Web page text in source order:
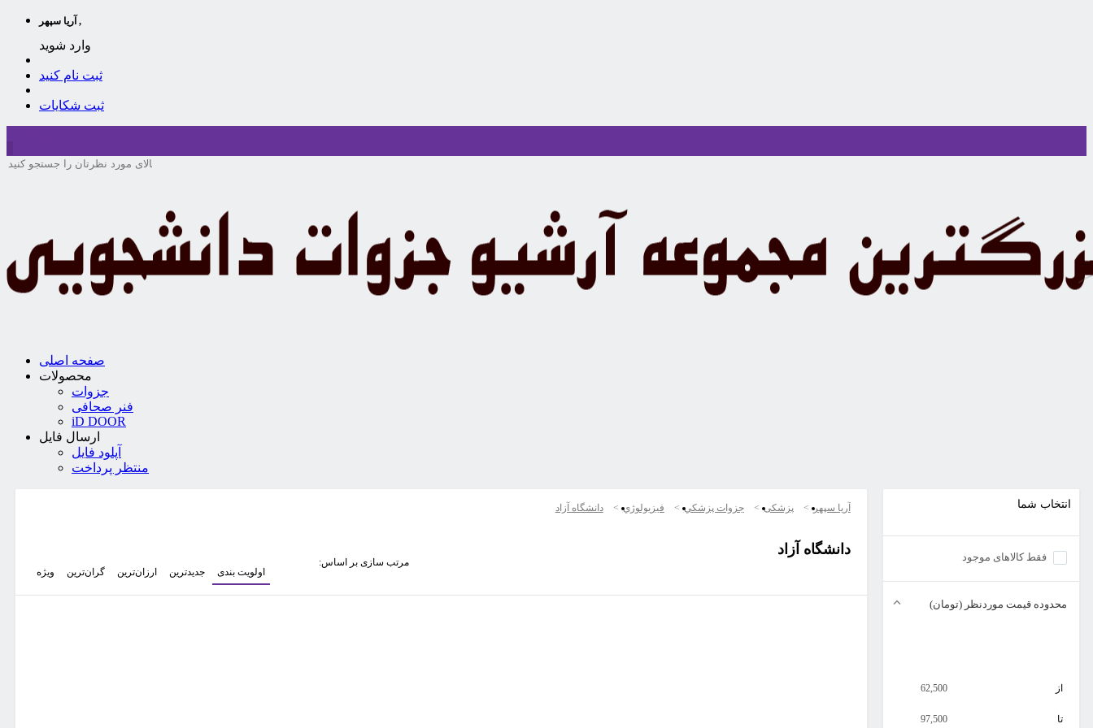
آریا سپهر ,
وارد شوید
ثبت نام کنید
ثبت شکایات
صفحه اصلی
محصولات
جزوات
فنر صحافی
iD DOOR
ارسال فایل
آپلود فایل
منتظر پرداخت
انتخاب شما
فقط کالاهای موجود
محدوده قیمت موردنظر (تومان)
از 62,500
تا 97,500
آریا سپهر پزشکی جزوات پزشكي فيزيولوژي دانشگاه آزاد
دانشگاه آزاد
مرتب سازی بر اساس:
اولویت بندی
جدیدترین ارزان‌ترین گران‌ترین ویژه